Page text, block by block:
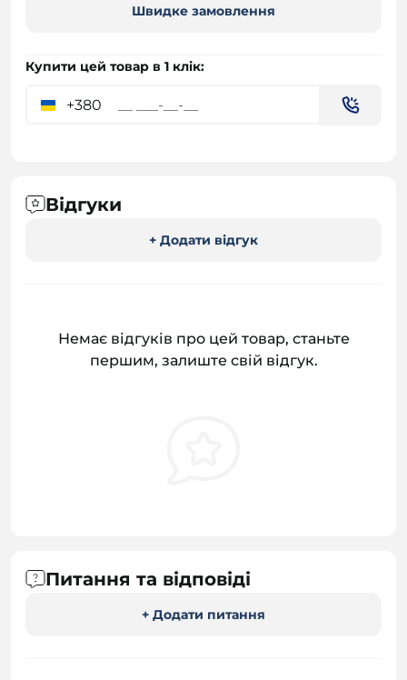
Швидке замовлення
Купити цей товар в 1 клік:
+380
Відгуки
+ Додати відгук
Немає відгуків про цей товар, станьте
першим, залиште свій відгук.
Питання та відповіді
+ Додати питання